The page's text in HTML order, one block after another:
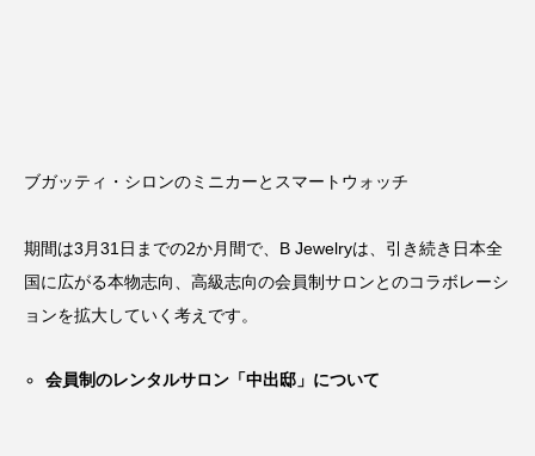
ブガッティ・シロンのミニカーとスマートウォッチ
期間は3月31日までの2か月間で、B Jewelryは、引き続き日本全
国に広がる本物志向、高級志向の会員制サロンとのコラボレーシ
ョンを拡大していく考えです。
会員制のレンタルサロン「中出邸」について